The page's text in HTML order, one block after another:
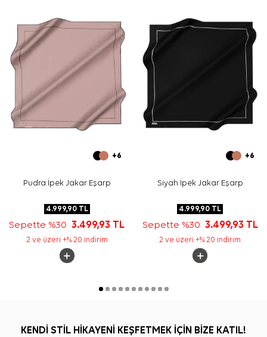
gerektiğindeAker İpek Eşarp Şampuanı kullanabilirsiniz.
Sıkça Sorulan Sorular
Bu eşarbın kumaş kalitesi nedir?
Lacivert zincir desenli eşarp hangi renklerle
uyumludur?
Bu model günlük kullanım için uygun mu?
Deseni büyük ve baskın mı görünür?
+6
Pudra İpek Jakar Eşarp
4.999,90TL
Sepette %303.499,93 TL
2 ve üzeri +% 20 indirim
+6
Siyah İpek Jakar Eşarp
4.999,90 TL
Sepette %30 3.499,93 TL
2 ve üzeri +% 20 indirim
KENDİ STİL HİKAYENİ KEŞFETMEK İÇİN BİZE KATIL!